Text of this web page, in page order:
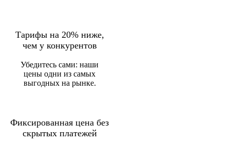
Тарифы на 20% ниже,
чем у конкурентов
Убедитесь сами: наши
цены одни из самых
выгодных на рынке.
Фиксированная цена без
скрытых платежей